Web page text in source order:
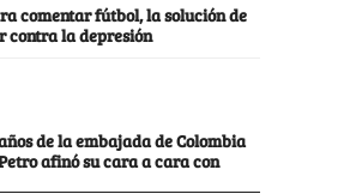
comentar fútbol, la solución de
contra la depresión
de la embajada de Colombia
afinó su cara a cara con